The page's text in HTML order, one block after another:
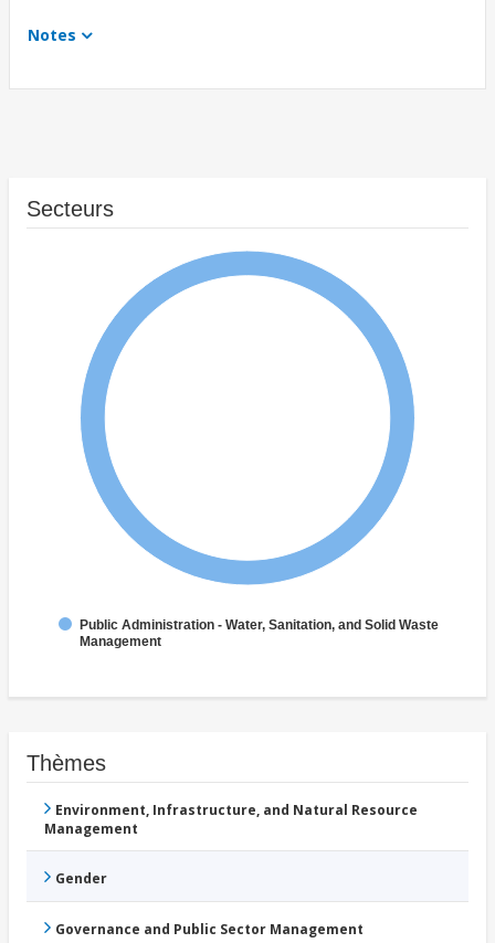
Notes
Secteurs
Public Administration - Water, Sanitation, and Solid Waste
Management
Thèmes
Environment, Infrastructure, and Natural Resource
Management
Gender
Governance and Public Sector Management